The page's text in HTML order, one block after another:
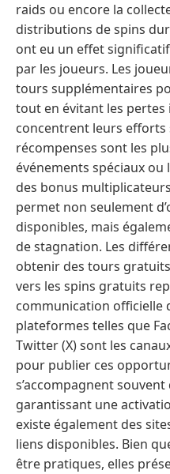
raids ou encore la
distributions de spins
ont eu un effet
par les joueurs. Les
tours supplémentaires
tout en évitant les pertes
concentrent leurs efforts
récompenses sont les
événements spéciaux
des bonus
permet non seulement
disponibles, mais
de stagnation. Les
obtenir des tours
vers les spins gratuits
communication officielle
plateformes telles que
Twitter (X) sont les
pour publier ces
s’accompagnent
garantissant une
existe également des
liens disponibles. Bien
être pratiques, elles